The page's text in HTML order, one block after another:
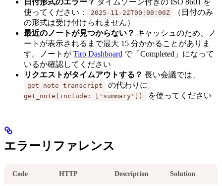
使ってください：
2025-11-22T00:00:00Z
（日付のみ
の形式は受け付けられません）
最近のノートが見つからない？ キャッシュのため、ノ
ートが表示されるまで最大 15 分かかることがありま
す。ノートが Tiro Dashboard で「Completed」になって
いるか確認してください
リクエストがタイムアウトする？ 長い会議では、
get_note_transcript の代わりに
get_note(include: ['summary']) を使ってください
エラーリファレンス
Code HTTP Description Solution